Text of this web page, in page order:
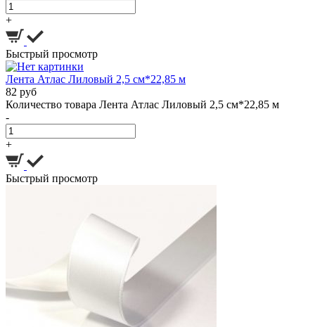
+
Быстрый просмотр
Лента Атлас Лиловый 2,5 см*22,85 м
82 руб
Количество товара Лента Атлас Лиловый 2,5 см*22,85 м
-
+
Быстрый просмотр